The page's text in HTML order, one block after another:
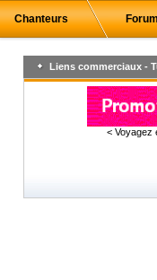
Chanteurs
Liens commerciaux -
< Voyagez